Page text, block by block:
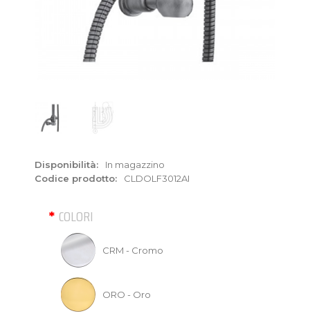
Disponibilità:
In magazzino
Codice prodotto:
CLDOLF3012AI
COLORI
CRM - Cromo
ORO - Oro